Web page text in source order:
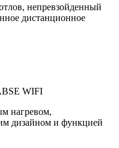
непревзойденный
дистанционное
WIFI
нагревом,
дизайном и функцией